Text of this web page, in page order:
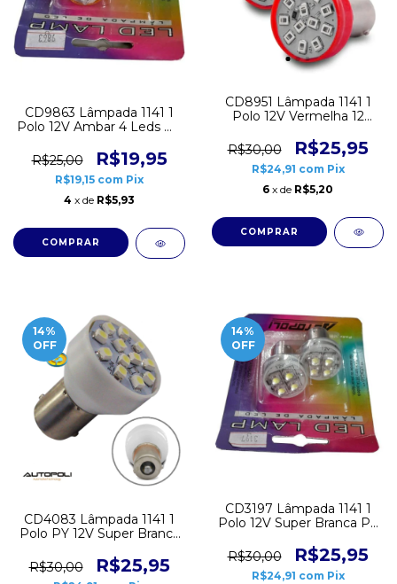
CD9863 Lâmpada 1141 1
Polo 12V Ambar 4 Leds Hi-
R$25,00
R$19,95
R$19,15 com Pix
4 x de R$5,93
CD8951 Lâmpada 1141 1
Polo 12V Vermelha 12
R$30,00
R$25,95
R$24,91 com Pix
6 x de R$5,20
14%
OFF
CD4083 Lâmpada 1141 1
Polo PY 12V Super Branca
R$30,00
R$25,95
14%
OFF
CD3197 Lâmpada 1141 1
Polo 12V Super Branca PY
Par
R$30,00 R$25,95
R$24,91 com Pix